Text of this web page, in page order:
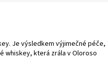
Je výsledkem výjimečné péče,
whiskey, která zrála v Oloroso